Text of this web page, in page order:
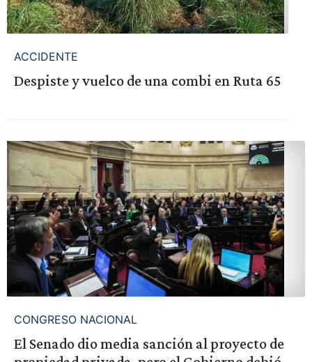
ACCIDENTE
Despiste y vuelco de una combi en Ruta 65
CONGRESO NACIONAL
El Senado dio media sanción al proyecto de